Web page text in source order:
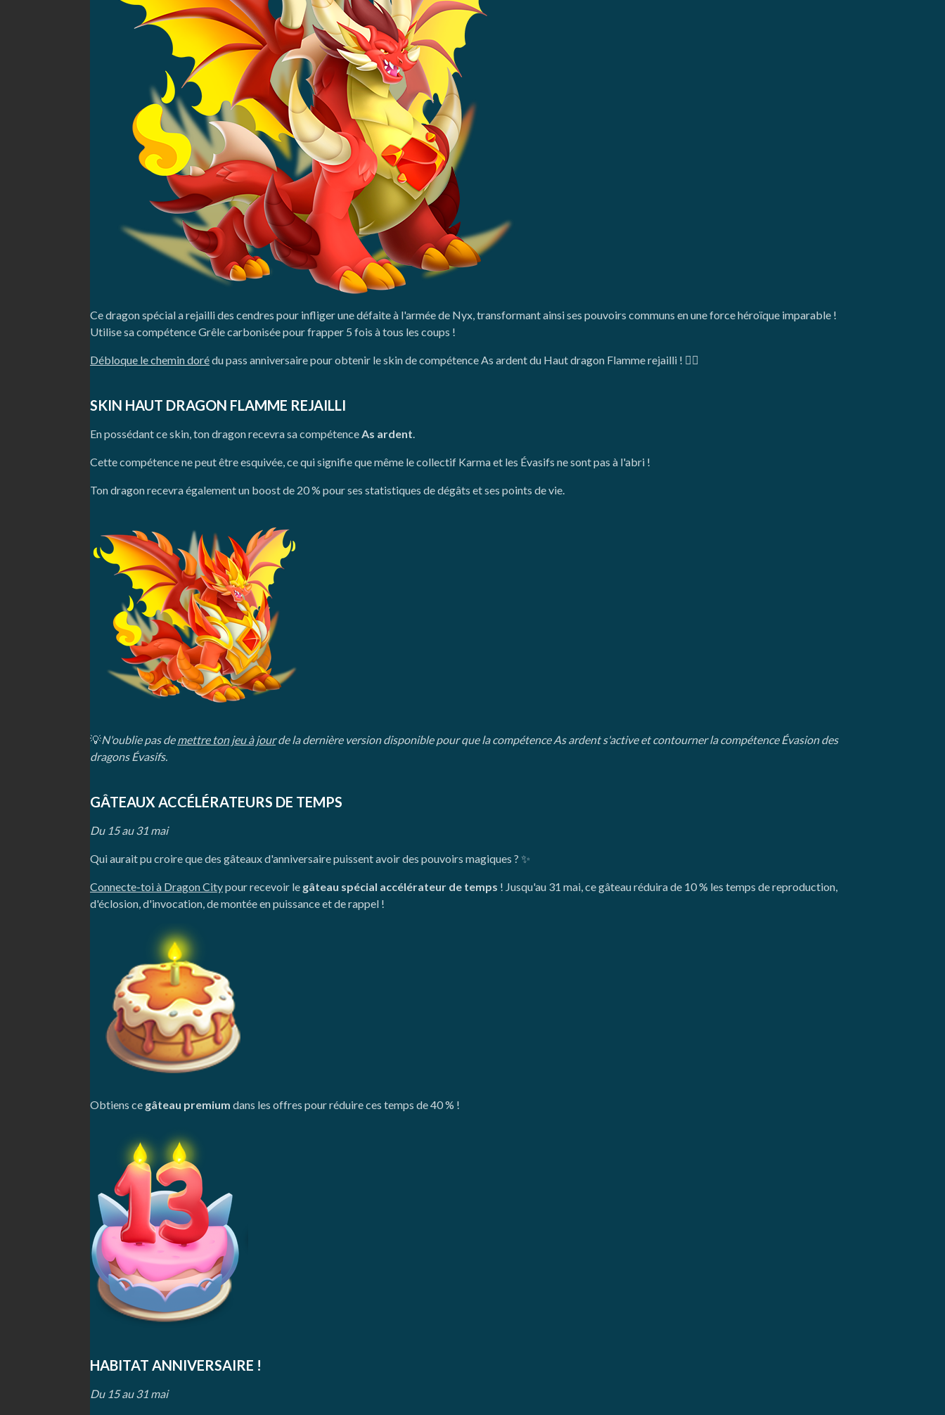
Ce dragon spécial a rejailli des cendres pour infliger une défaite à l'armée de Nyx, transformant ainsi ses pouvoirs communs en une force héroïque imparable !
Utilise sa compétence Grêle carbonisée pour frapper 5 fois à tous les coups !
Débloque le chemin dorédu pass anniversaire pour obtenir le skin de compétence As ardent du Haut dragon Flamme rejailli ! ❤️‍🔥
SKIN HAUT DRAGON FLAMME REJAILLI
En possédant ce skin, ton dragon recevra sa compétenceAs ardent.
Cette compétence ne peut être esquivée, ce qui signifie que même le collectif Karma et les Évasifs ne sont pas à l'abri !
Ton dragon recevra également un boost de 20 % pour ses statistiques de dégâts et ses points de vie.
💡N'oublie pas demettre ton jeu à jourde la dernière version disponible pour que la compétence As ardent s'active et contourner la compétence Évasion des
dragons Évasifs.
GÂTEAUX ACCÉLÉRATEURS DE TEMPS
Du 15 au 31 mai
Qui aurait pu croire que des gâteaux d'anniversaire puissent avoir des pouvoirs magiques ? ✨
Connecte-toi à Dragon Citypour recevoir le gâteau spécial accélérateur de temps ! Jusqu'au 31 mai, ce gâteau réduira de 10 % les temps de reproduction,
d'éclosion, d'invocation, de montée en puissance et de rappel !
Obtiens ce gâteau premium dans les offres pour réduire ces temps de 40 % !
HABITAT ANNIVERSAIRE !
Du 15 au 31 mai